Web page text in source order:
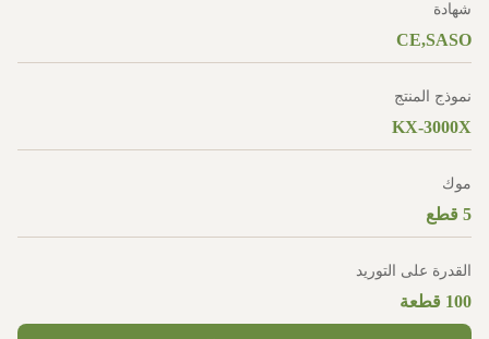
شهادة
CE,SASO
نموذج المنتج
KX-3000X
موك
5 قطع
القدرة على التوريد
100 قطعة